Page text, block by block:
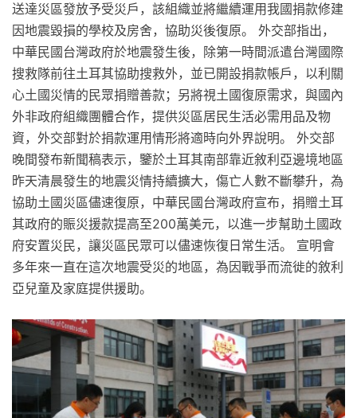
送達災區發放予受災戶，該組織並將繼續運用我國捐款修建
因地震毀損的學校及房舍，協助災後復原。 外交部指出，
中華民國台灣政府於地震發生後，除第一時間派遣台灣國際
搜救隊前往土耳其協助搜救外，並已開設捐款帳戶，以利關
心土國災情的民眾捐贈善款；另將視土國復原需求，與國內
外非政府組織團體合作，提供災區居民生活必需用品及物
資，外交部對於捐款運用情形將適時向外界說明。 外交部
晚間發布新聞稿表示，鑒於土耳其南部靠近敘利亞邊境地區
昨天清晨發生的地震災情持續擴大，傷亡人數不斷攀升，為
協助土國災區儘速復原，中華民國台灣政府宣布，捐贈土耳
其政府的賑災援款提高至200萬美元，以進一步幫助土國政
府安置災民，讓災區民眾可以儘速恢復日常生活。 宣明會
多年來一直在這次地震受災的地區，為因戰爭而流徙的敘利
亞兒童及家庭提供援助。